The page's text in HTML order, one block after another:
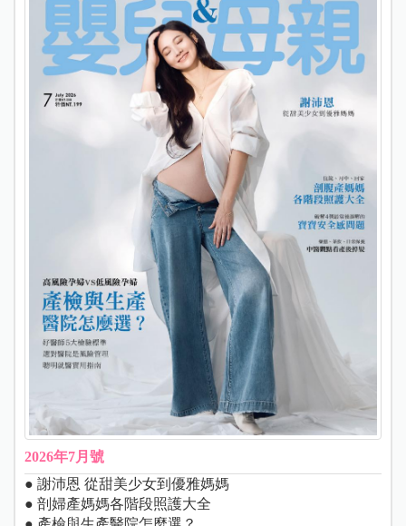
2026年7月號
● 謝沛恩 從甜美少女到優雅媽媽
● 剖婦產媽媽各階段照護大全